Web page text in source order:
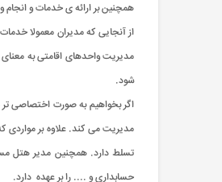
همچنین بر ارائه ی خدمات و
از آنجایی که مدیران معمولا
مدیریت واحدهای اقامتی به
شود.
اگر بخواهیم به صورت اختصاصی تر
مدیریت می کند. علاوه بر مواردی
تسلط دارد. همچنین مدیر هتل
حسابداری و .... را بر عهده دارد.